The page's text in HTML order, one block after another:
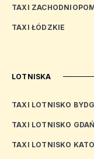
TAXI
TAXI ŁÓDZKIE
LOTNISKA
TAXI LOTNISKO
TAXI LOTNISKO
TAXI LOTNISKO